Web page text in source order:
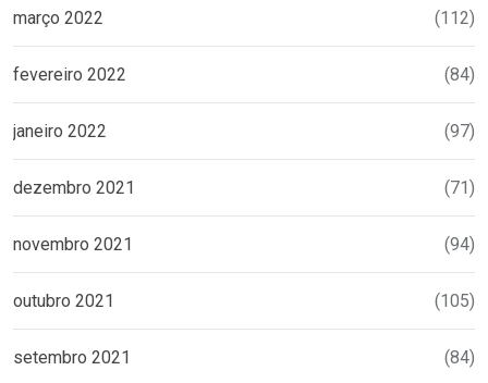
março 2022 (112)
fevereiro 2022 (84)
janeiro 2022 (97)
dezembro 2021 (71)
novembro 2021 (94)
outubro 2021 (105)
setembro 2021 (84)